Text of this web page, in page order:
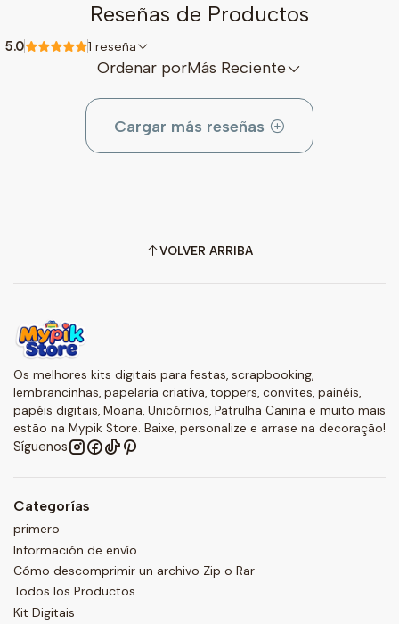
Reseñas de Productos
5.0 1 reseña
Ordenar porMás Reciente
Cargar más reseñas
VOLVER ARRIBA
Os melhores kits digitais para festas, scrapbooking,
lembrancinhas, papelaria criativa, toppers, convites, painéis,
papéis digitais, Moana, Unicórnios, Patrulha Canina e muito mais
estão na Mypik Store. Baixe, personalize e arrase na decoração!
Síguenos
Categorías
primero
Información de envío
Cómo descomprimir un archivo Zip o Rar
Todos los Productos
Kit Digitais